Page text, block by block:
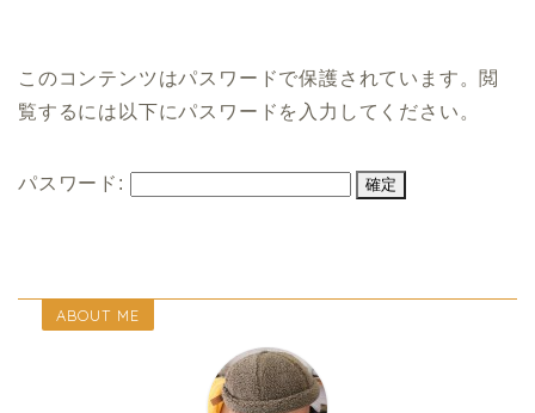
このコンテンツはパスワードで保護されています。閲
覧するには以下にパスワードを入力してください。
パスワード:
ABOUT ME